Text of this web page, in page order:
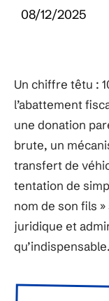
08/12/2025
Un chiffre têtu :
l’abattement
une donation
brute, un
transfert de
tentation de
nom de son fils
juridique et
qu’indispensable.